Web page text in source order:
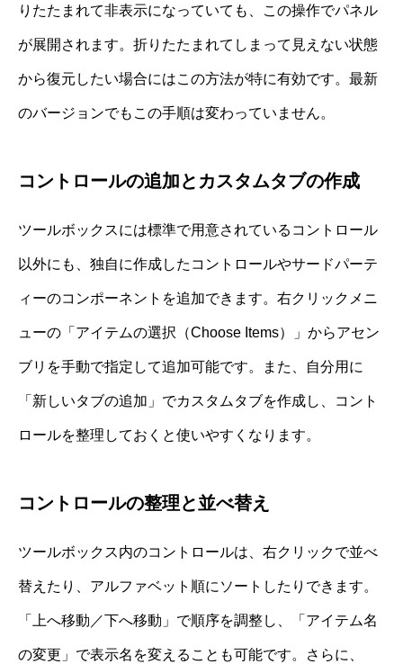
りたたまれて非表示になっていても、この操作でパネル
が展開されます。折りたたまれてしまって見えない状態
から復元したい場合にはこの方法が特に有効です。最新
のバージョンでもこの手順は変わっていません。
コントロールの追加とカスタムタブの作成
ツールボックスには標準で用意されているコントロール
以外にも、独自に作成したコントロールやサードパーテ
ィーのコンポーネントを追加できます。右クリックメニ
ューの「アイテムの選択（Choose Items）」からアセン
ブリを手動で指定して追加可能です。また、自分用に
「新しいタブの追加」でカスタムタブを作成し、コント
ロールを整理しておくと使いやすくなります。
コントロールの整理と並べ替え
ツールボックス内のコントロールは、右クリックで並べ
替えたり、アルファベット順にソートしたりできます。
「上へ移動／下へ移動」で順序を調整し、「アイテム名
の変更」で表示名を変えることも可能です。さらに、